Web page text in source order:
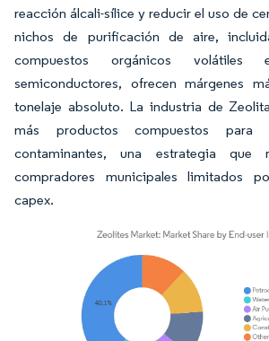
reacción álcali-sílice y reducir el uso de
nichos de purificación de aire,
compuestos orgánicos
semiconductores, ofrecen márgenes
tonelaje absoluto. La industria de
más productos compuestos para
contaminantes, una estrategia que
compradores municipales limitados
capex.